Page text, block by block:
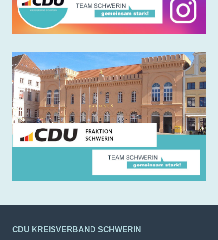
CDU KREISVERBAND SCHWERIN